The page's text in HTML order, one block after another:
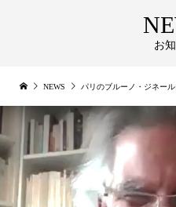
お
NEWS パリのブルーノ・ジネー